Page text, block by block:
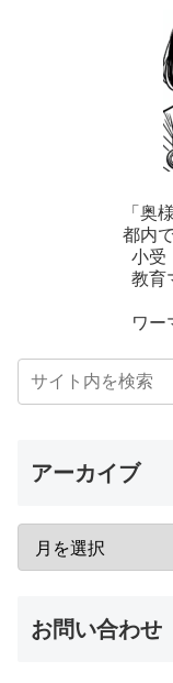
「奥
都内
小受
教育
ワー
アーカイブ
お問い合わせ